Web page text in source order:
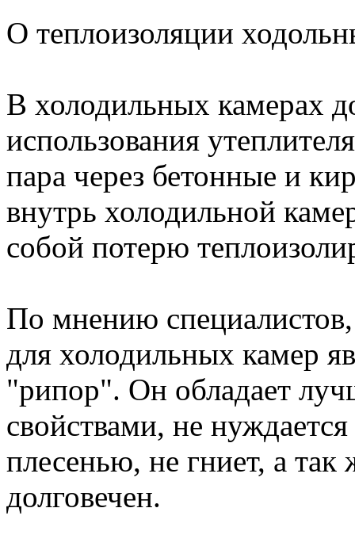
О теплоизоляции
В холодильных камерах
использования
пара через бетонные и
внутрь холодильной
собой потерю
По мнению
для холодильных камер
"рипор". Он обладает
свойствами, не
плесенью, не гниет, а
долговечен.